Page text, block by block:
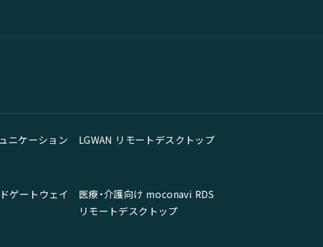
ニケーション LGWAN リモートデスクトップ
ゲートウェイ
医療・介護向け moconavi RDS
リモートデスクトップ